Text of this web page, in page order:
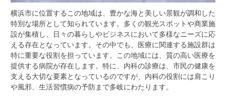
横浜市に位置するこの地域は、豊かな海と美しい景観が調和した
特別な場所として知られています。 多くの観光スポットや商業施
設が集積し、日々の暮らしやビジネスにおいて多様なニーズに応
える存在となっています。その中でも、医療に関連する施設群は
特に重要な役割を担っています。この地域には、質の高い医療を
提供する病院が存在します。特に、内科の診療は、市民の健康を
支える大切な要素となっているのですが、内科の役割には肩こり
や風邪、生活習慣病の予防まで多岐にわたります。